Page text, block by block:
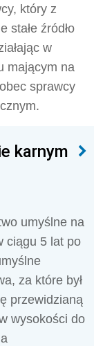
który z
stałe źródło
w
mającym na
sprawcy
karnym
umyślne na
ciągu 5 lat po
za które był
przewidzianą
wysokości do